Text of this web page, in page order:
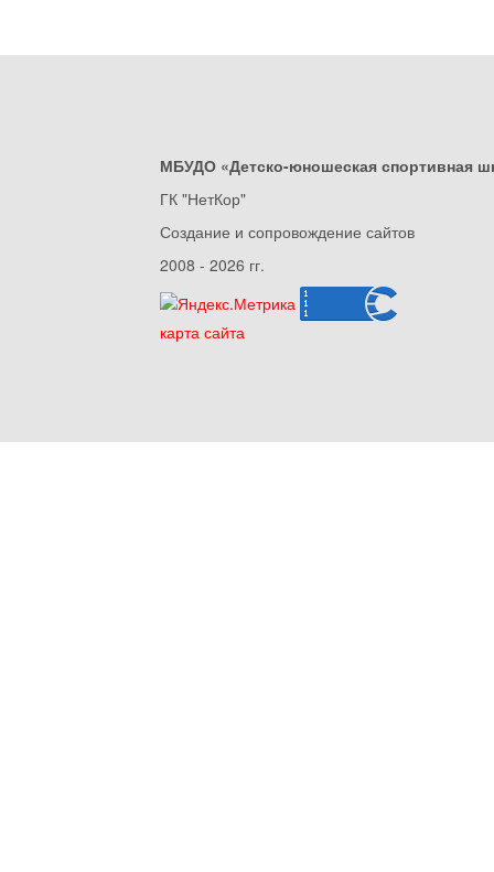
МБУДО «Детско-юношеская спортивная
ГК "НетКор"
Создание и сопровождение сайтов
2008 - 2026 гг.
карта сайта